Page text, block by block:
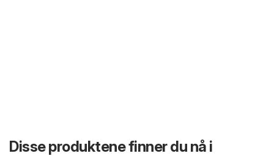
Disse produktene finner du nå i